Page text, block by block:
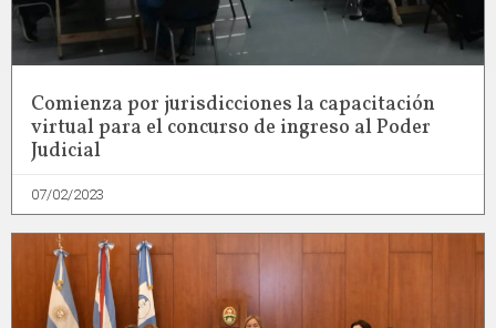
Comienza por jurisdicciones la capacitación
virtual para el concurso de ingreso al Poder
Judicial
07/02/2023